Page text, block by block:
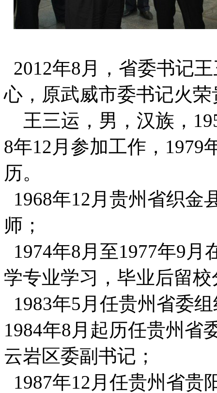
2012年8月，省委书记
心，原武威市委书记火
王三运，男，汉族，
8年12月参加工作，1979
历。
1968年12月贵州省织金
师；
1974年8月至1977年9
学专业学习，毕业后留
1983年5月任贵州省委
1984年8月起历任贵州省
云岩区委副书记；
1987年12月任贵州省贵